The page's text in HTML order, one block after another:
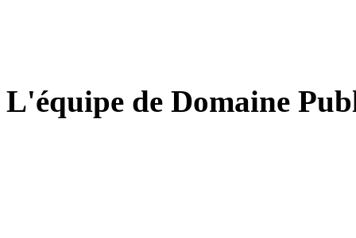
L'équipe de Domaine